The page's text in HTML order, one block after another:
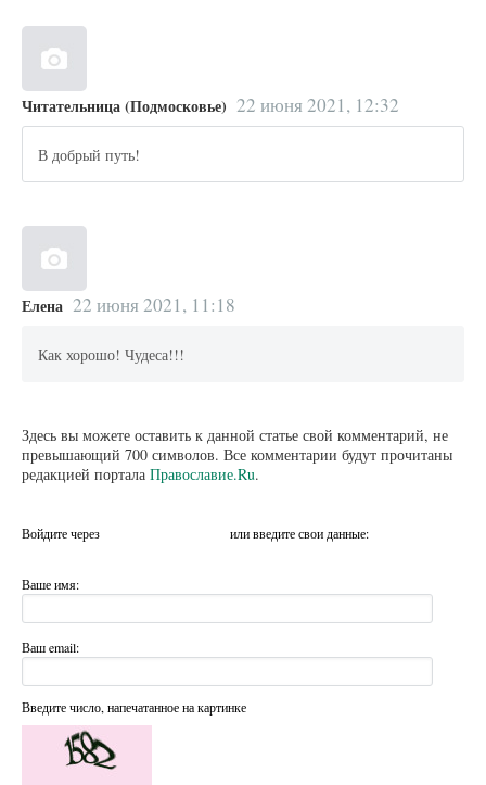
Читательница (Подмосковье) 22 июня 2021, 12:32
В добрый путь!
Елена 22 июня 2021, 11:18
Как хорошо! Чудеса!!!
Здесь вы можете оставить к данной статье свой комментарий, не
превышающий 700 символов. Все комментарии будут прочитаны
редакцией портала Православие.Ru.
Войдите через или введите свои данные:
Ваше имя:
Ваш email:
Введите число, напечатанное на картинке